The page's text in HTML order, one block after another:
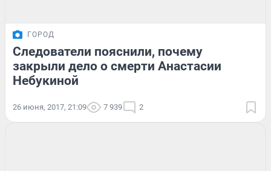
ГОРОД
Следователи пояснили, почему
закрыли дело о смерти Анастасии
Небукиной
26 июня, 2017, 21:09 7 939 2